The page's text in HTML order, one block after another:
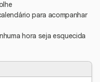
para acompanhar
hora seja esquecida